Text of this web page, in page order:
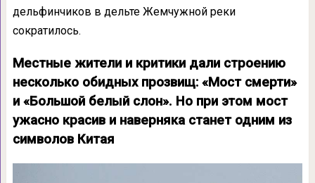
дельфинчиков в дельте Жемчужной реки
сократилось.
Местные жители и критики дали строению
несколько обидных прозвищ: «Мост смерти»
и «Большой белый слон». Но при этом мост
ужасно красив и наверняка станет одним из
символов Китая